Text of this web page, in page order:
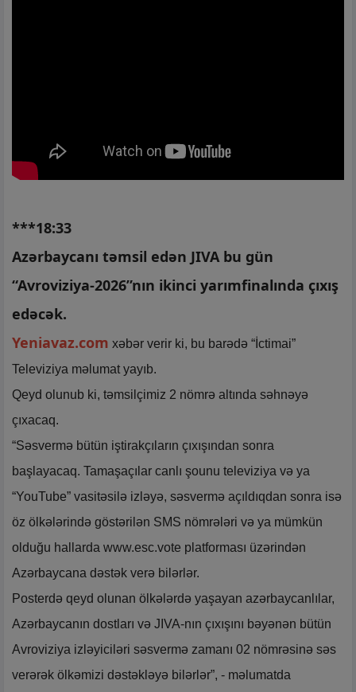
***18:33
Azərbaycanı təmsil edən JIVA bu gün
“Avroviziya-2026”nın ikinci yarımfinalında çıxış
edəcək.
Yeniavaz.com xəbər verir ki, bu barədə “İctimai”
Televiziya məlumat yayıb.
Qeyd olunub ki, təmsilçimiz 2 nömrə altında səhnəyə
çıxacaq.
“Səsvermə bütün iştirakçıların çıxışından sonra
başlayacaq. Tamaşaçılar canlı şounu televiziya və ya
“YouTube” vasitəsilə izləyə, səsvermə açıldıqdan sonra isə
öz ölkələrində göstərilən SMS nömrələri və ya mümkün
olduğu hallarda www.esc.vote platforması üzərindən
Azərbaycana dəstək verə bilərlər.
Posterdə qeyd olunan ölkələrdə yaşayan azərbaycanlılar,
Azərbaycanın dostları və JIVA-nın çıxışını bəyənən bütün
Avroviziya izləyiciləri səsvermə zamanı 02 nömrəsinə səs
verərək ölkəmizi dəstəkləyə bilərlər”, - məlumatda